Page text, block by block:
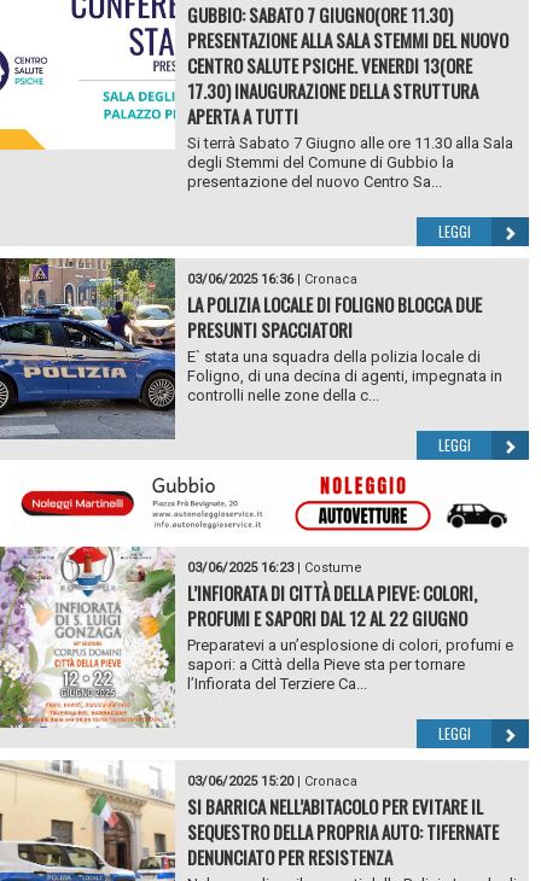
GUBBIO: SABATO 7 GIUGNO(ORE 11.30)
PRESENTAZIONE ALLA SALA STEMMI DEL NUOVO
CENTRO SALUTE PSICHE. VENERDI 13(ORE
17.30) INAUGURAZIONE DELLA STRUTTURA
APERTA A TUTTI
Si terrà Sabato 7 Giugno alle ore 11.30 alla Sala
degli Stemmi del Comune di Gubbio la
presentazione del nuovo Centro Sa...
LEGGI
03/06/2025 16:36| Cronaca
LA POLIZIA LOCALE DI FOLIGNO BLOCCA DUE
PRESUNTI SPACCIATORI
E` stata una squadra della polizia locale di
Foligno, di una decina di agenti, impegnata in
controlli nelle zone della c...
LEGGI
03/06/2025 16:23| Costume
L’INFIORATA DI CITTÀ DELLA PIEVE: COLORI,
PROFUMI E SAPORI DAL 12 AL 22 GIUGNO
Preparatevi a un’esplosione di colori, profumi e
sapori: a Città della Pieve sta per tornare
l’Infiorata del Terziere Ca...
LEGGI
03/06/2025 15:20| Cronaca
SI BARRICA NELL’ABITACOLO PER EVITARE IL
SEQUESTRO DELLA PROPRIA AUTO: TIFERNATE
DENUNCIATO PER RESISTENZA